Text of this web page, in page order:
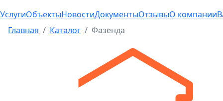
УслугиОбъектыНовостиДокументыОтзывыО компании
Главная
Каталог Фазенда